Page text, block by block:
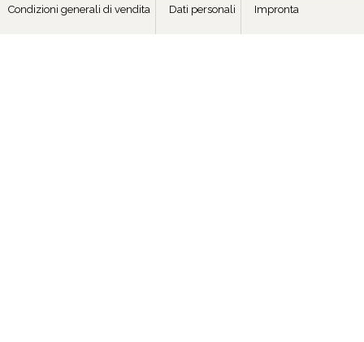
Condizioni generali di vendita Dati personali Impronta